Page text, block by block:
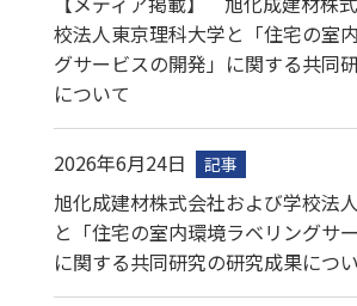
校法人東京理科大学と「住宅の室
グサービスの開発」に関する共同
について
2026年6月24日 記事​
旭化成建材株式会社および学校法
と「住宅の室内環境ラベリングサ
に関する共同研究の研究成果につ